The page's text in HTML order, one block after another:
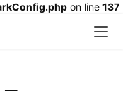
on line 137